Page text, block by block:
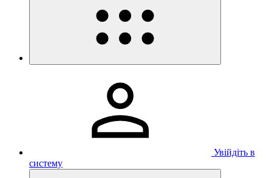
Увійдіть в
систему